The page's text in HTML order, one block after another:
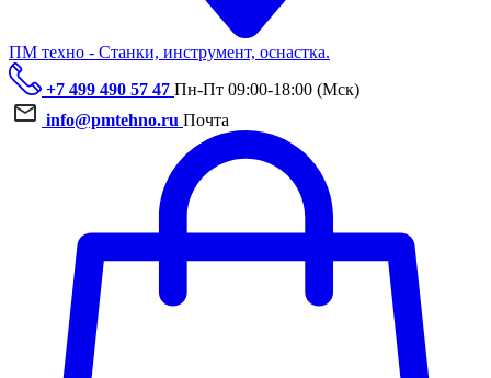
ПМ техно - Станки, инструмент, оснастка.
+7 499 490 57 47 Пн-Пт 09:00-18:00 (Мск)
info@pmtehno.ru Почта